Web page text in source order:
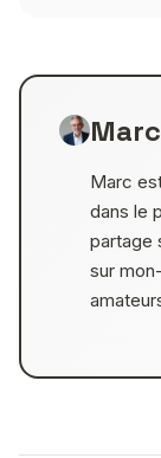
Marc
Marc
dans le
partage
sur